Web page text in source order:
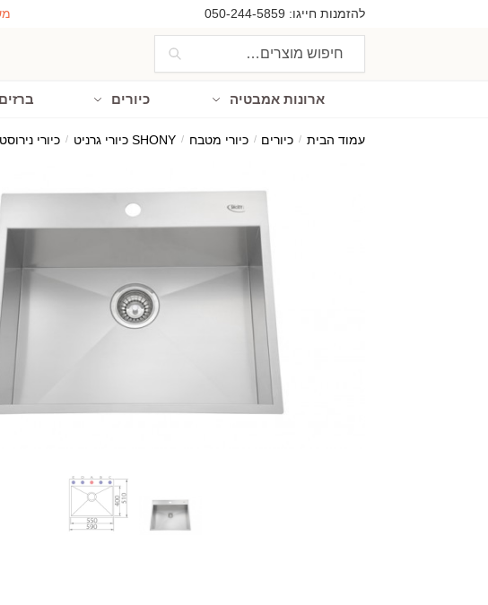
להזמנות חייגו: 050-244-5859
חיפוש
ארונות אמבטיה כיורים ברזים
עמוד הבית / כיורים / כיורי מטבח / SHONY כיורי גרניט / כיורי